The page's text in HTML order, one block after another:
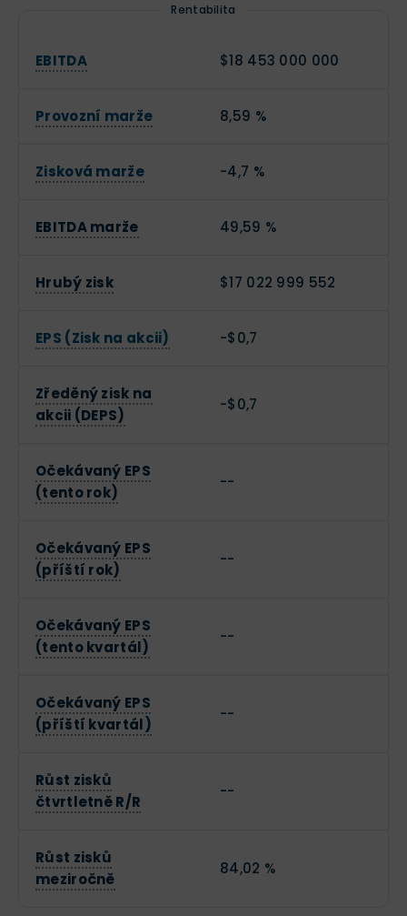
Rentabilita
EBITDA $18 453 000 000
Provozní marže 8,59 %
Zisková marže -4,7 %
EBITDA marže 49,59 %
Hrubý zisk $17 022 999 552
EPS (Zisk na akcii) -$0,7
Zředěný zisk na
akcii (DEPS)
-$0,7
Očekávaný EPS
(tento rok)
--
Očekávaný EPS
(příští rok)
--
Očekávaný EPS
(tento kvartál)
--
Očekávaný EPS
(příští kvartál)
--
Růst zisků
čtvrtletně R/R
--
Růst zisků
meziročně
84,02 %